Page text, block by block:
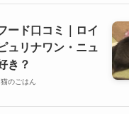
ード口コミ｜ロイ
ュリナワン・ニュ
き？
猫のごはん